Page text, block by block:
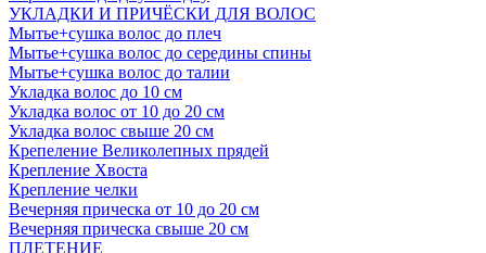
УКЛАДКИ И ПРИЧЁСКИ ДЛЯ ВОЛОС
Мытье+сушка волос до плеч
Мытье+сушка волос до середины спины
Мытье+сушка волос до талии
Укладка волос до 10 см
Укладка волос от 10 до 20 см
Укладка волос свыше 20 см
Крепеление Великолепных прядей
Крепление Хвоста
Крепление челки
Вечерняя прическа от 10 до 20 см
Вечерняя прическа свыше 20 см
ПЛЕТЕНИЕ